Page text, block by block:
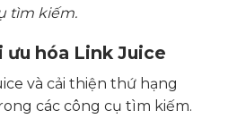
tìm kiếm.
hóa Link Juice
và cải thiện thứ hạng
các công cụ tìm kiếm.